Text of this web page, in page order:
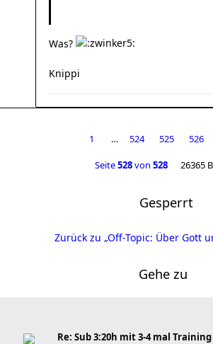
Was?
Knippi
1 … 524 525 526
Seite528von 528 26365
Gesperrt
Zurück zu „Off-Topic: Über Gott
Gehe zu